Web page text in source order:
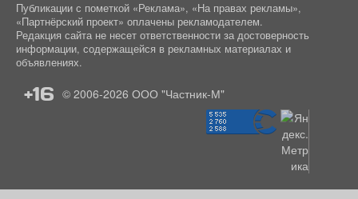
Публикации с пометкой «Реклама», «На правах рекламы»,
«Партнёрский проект» оплачены рекламодателем.
Редакция сайта не несет ответственности за достоверность
информации, содержащейся в рекламных материалах и
объявлениях.
+16 © 2006-2026 ООО "Частник-М"